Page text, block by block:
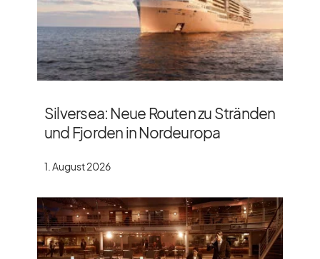
Silversea: Neue Routen zu Stränden
und Fjorden in Nordeuropa
1. August 2026